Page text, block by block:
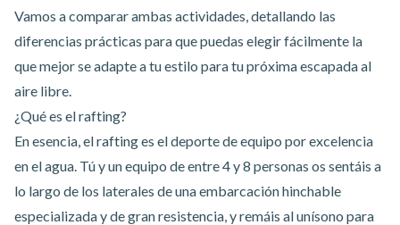
Vamos a comparar ambas actividades, detallando las
diferencias prácticas para que puedas elegir fácilmente la
que mejor se adapte a tu estilo para tu próxima escapada al
aire libre.
¿Qué es el rafting?
En esencia,el raftinges el deporte de equipo por excelencia
en el agua. Tú y un equipo de entre 4 y 8 personas os sentáis a
lo largo de los laterales de una embarcación hinchable
especializada y de gran resistencia, y remáis al unísono para